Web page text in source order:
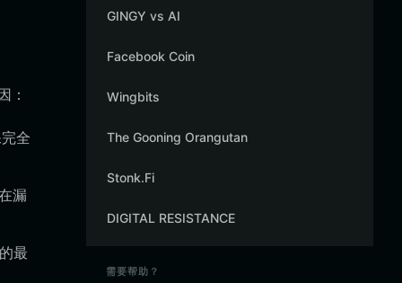
：
全
漏
最
GINGY vs AI
Facebook Coin
Wingbits
The Gooning Orangutan
Stonk.Fi
DIGITAL RESISTANCE
需要帮助？